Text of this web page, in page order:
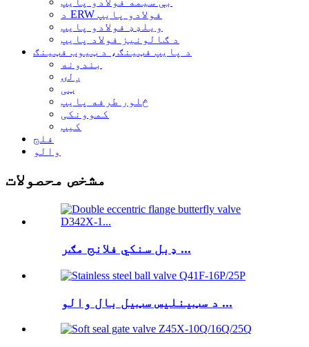
د ERW فولادو پایپ
ویلډډ فولادو پایپ
د ګالونیز فولاد پایپ
د پایپ فټینګ، د ټیوب فټینګ
بندونه
ږلۍ
ټی
څلور طرفه پایپ
کموونکی
کیپ
فلج
والو
مشخص محصولات
ډبل سنکي فلانج مګر ...
د سټینلیس سټیل بال والو ...